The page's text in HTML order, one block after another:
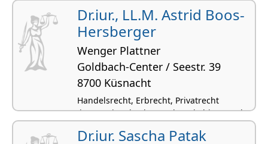
Konkursrecht, Zivilprozessrecht
Dr.iur., LL.M. Astrid Boos-
Hersberger
Wenger Plattner
Goldbach-Center / Seestr. 39
8700 Küsnacht
Handelsrecht, Erbrecht, Privatrecht
(international), Ehe- und Konkubinatsrecht,
Arbeitsrecht
Dr.iur. Sascha Patak